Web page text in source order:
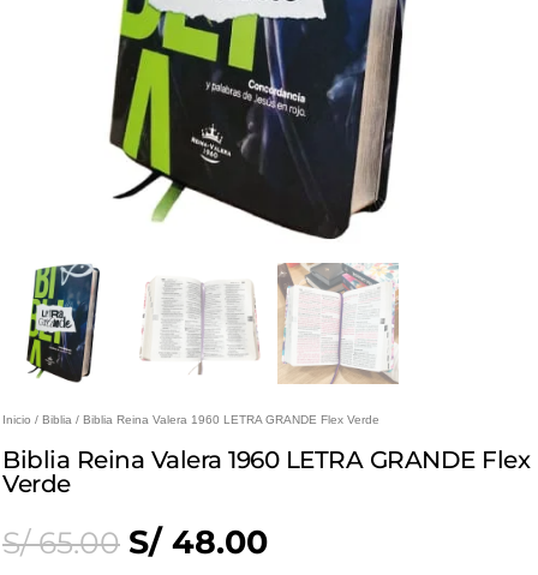
Inicio / Biblia / Biblia Reina Valera 1960 LETRA GRANDE Flex Verde
Biblia Reina Valera 1960 LETRA GRANDE Flex
Verde
S/65.00 Original
S/48.00Current